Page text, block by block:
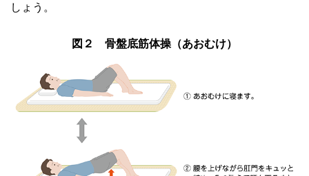
しょう。
図２ 骨盤底筋体操（あおむけ）